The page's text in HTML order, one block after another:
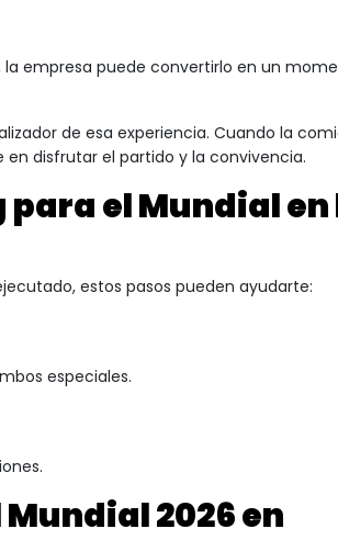
empresa puede convertirlo en un
de esa experiencia. Cuando la
disfrutar el partido y la convivencia.
el Mundial en
estos pasos pueden ayudarte:
especiales.
2026 en